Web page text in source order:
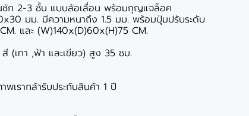
ชัก 2-3 ชั้น แบบล้อเลื่อน พร้อมกุญแจล็อค
มม. มีความหนาถึง 1.5 มม. พร้อมปุ่มปรับระดับ
และ (W)140x(D)60x(H)75 CM.
(เทา ,ฟ้า และเขียว) สูง 35 ซม.
พเรากล้ารับประกันสินค้า 1 ปี